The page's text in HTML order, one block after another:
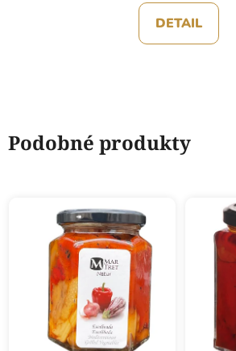
DETAIL
Podobné produkty